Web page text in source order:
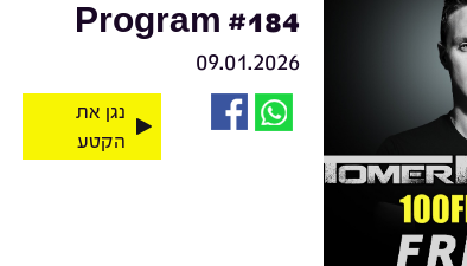
Program #184
09.01.2026
נגן את
הקטע